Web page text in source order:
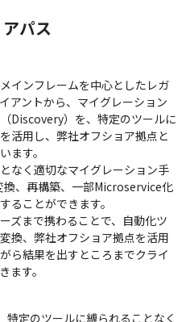
しています
す（弊社条件を満たし、事
た場合、在宅勤務制度を利用
全世界6,000名以上、日本
、全世界でオラクルソリュ
に着けたコンサルタントは
ャリストが多数在籍してい
パス
インフレームを中心としたレガ
アントから、マイグレーション
Discovery）を、特定のツールに
活用し、弊社オフショア拠点と
ます。
なく適切なマイグレーション手
、再構築、一部Microservice化
ることができます。
ズまで携わることで、自動化ツ
換、弊社オフショア拠点を活用
ら結果を出すところまでクライ
ます。
定のツールに縛られることなく